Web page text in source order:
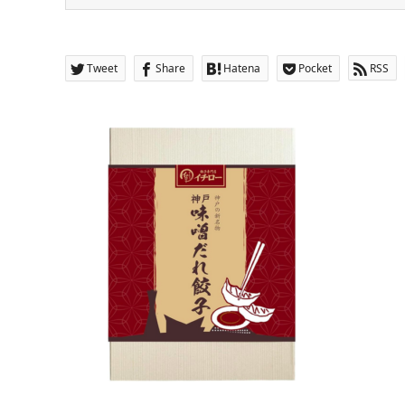
Tweet Share Hatena Pocket RSS